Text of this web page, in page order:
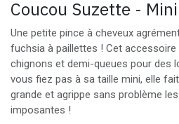
Coucou Suzette -
Une petite pince à cheveux
fuchsia à paillettes ! Cet
chignons et demi-queues pour des
vous fiez pas à sa taille mini, elle
grande et agrippe sans problème
imposantes !